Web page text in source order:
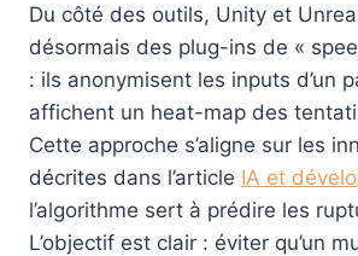
Du côté des outils, Unity et
désormais des plug-ins de «
: ils anonymisent les inputs d’un
affichent un heat-map des
Cette approche s’aligne sur les
décrites dans l’article IA et
l’algorithme sert à prédire les
L’objectif est clair : éviter qu’un